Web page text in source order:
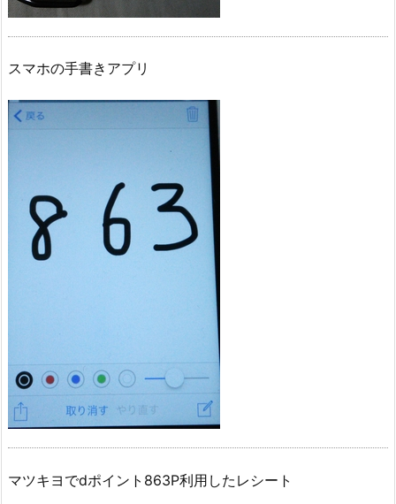
スマホの手書きアプリ
マツキヨでdポイント863P利用したレシート